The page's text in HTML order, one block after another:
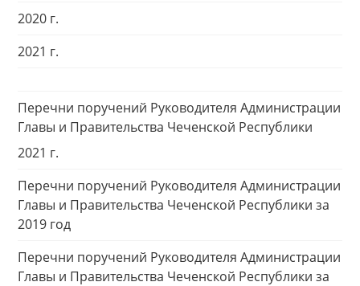
2020 г.
2021 г.
Перечни поручений Руководителя Администрации
Главы и Правительства Чеченской Республики
2021 г.
Перечни поручений Руководителя Администрации
Главы и Правительства Чеченской Республики за
2019 год
Перечни поручений Руководителя Администрации
Главы и Правительства Чеченской Республики за